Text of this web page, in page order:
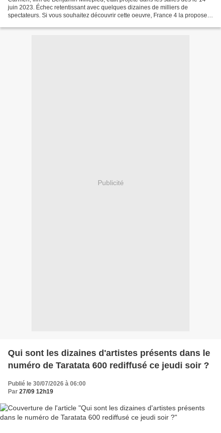
juin 2023. Échec retentissant avec quelques dizaines de milliers de
spectateurs. Si vous souhaitez découvrir cette oeuvre, France 4 la propose
Publicité
Qui sont les dizaines d'artistes présents dans le
numéro de Taratata 600 rediffusé ce jeudi soir ?
Publié le 30/07/2026 à 06:00
Par 27/09 12h19